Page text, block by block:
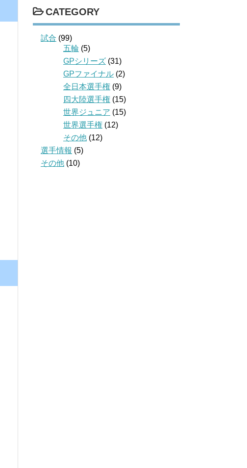
CATEGORY
試合 (99)
五輪 (5)
GPシリーズ (31)
GPファイナル (2)
全日本選手権 (9)
四大陸選手権 (15)
世界ジュニア (15)
世界選手権 (12)
その他 (12)
選手情報 (5)
その他 (10)